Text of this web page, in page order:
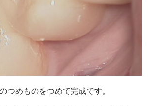
つめものをつめて完成です。